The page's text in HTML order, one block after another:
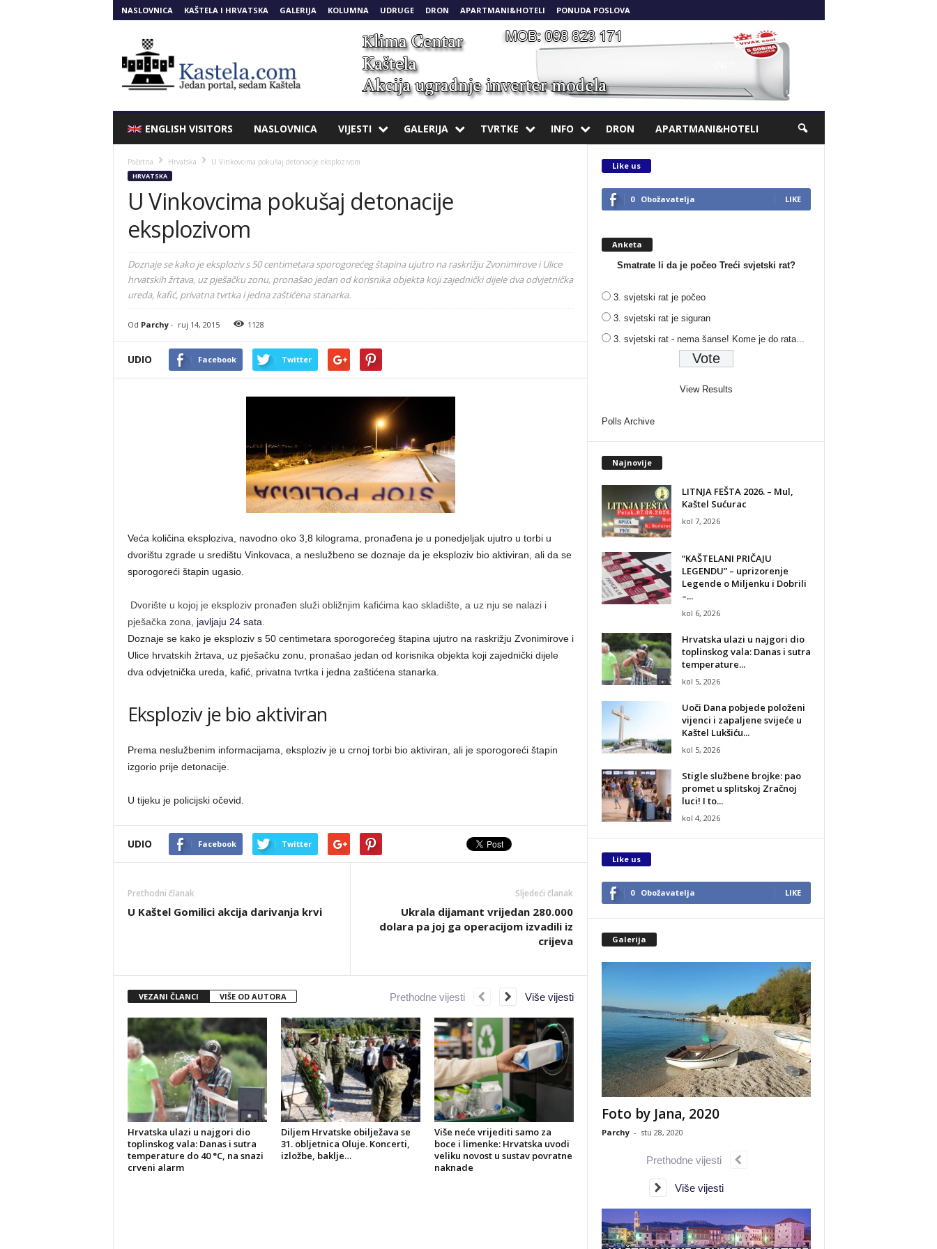
NASLOVNICA KAŠTELA I HRVATSKA GALERIJA KOLUMNA UDRUGE DRON APARTMANI&HOTELI PONUDA POSLOVA
ENGLISH VISITORS NASLOVNICA VIJESTI GALERIJA TVRTKE INFO DRON APARTMANI&HOTELI
Početna Hrvatska U Vinkovcima pokušaj detonacije eksplozivom
HRVATSKA
U Vinkovcima pokušaj detonacije
eksplozivom
Doznaje se kako je eksploziv s 50 centimetara sporogorećeg štapina ujutro na raskrižju Zvonimirove i Ulice
hrvatskih žrtava, uz pješačku zonu, pronašao jedan od korisnika objekta koji zajednički dijele dva odvjetnička
ureda, kafić, privatna tvrtka i jedna zaštićena stanarka.
Od Parchy- ruj 14, 2015 1128
UDIO Facebook Twitter
Veća količina eksploziva, navodno oko 3,8 kilograma, pronađena je u ponedjeljak ujutro u torbi u
dvorištu zgrade u središtu Vinkovaca, a neslužbeno se doznaje da je eksploziv bio aktiviran, ali da se
sporogoreći štapin ugasio.
Dvorište u kojoj je eksploziv pronađen služi obližnjim kafićima kao skladište, a uz nju se nalazi i
pješačka zona, javljaju 24 sata
Doznaje se kako je eksploziv s 50 centimetara sporogorećeg štapina ujutro na raskrižju Zvonimirove i
Ulice hrvatskih žrtava, uz pješačku zonu, pronašao jedan od korisnika objekta koji zajednički dijele
dva odvjetnička ureda, kafić, privatna tvrtka i jedna zaštićena stanarka.
Eksploziv je bio aktiviran
Prema neslužbenim informacijama, eksploziv je u crnoj torbi bio aktiviran, ali je sporogoreći štapin
izgorio prije detonacije.
U tijeku je policijski očevid.
UDIO Facebook Twitter
Prethodni članak
U Kaštel Gomilici akcija darivanja krvi
Sljedeći članak
Ukrala dijamant vrijedan 280.000
dolara pa joj ga operacijom izvadili iz
crijeva
VEZANI ČLANCI VIŠE OD AUTORA
Hrvatska ulazi u najgori dio
toplinskog vala: Danas i sutra
temperature do 40 °C, na snazi
crveni alarm
Diljem Hrvatske obilježava se
31. obljetnica Oluje. Koncerti,
izložbe, baklje…
Više neće vrijediti samo za
boce i limenke: Hrvatska uvodi
veliku novost u sustav povratne
naknade
Prethodne vijesti Više vijesti
Like us
0 Obožavatelja LIKE
Anketa
Smatrate li da je počeo Treći svjetski rat?
3. svjetski rat je počeo
3. svjetski rat je siguran
3. svjetski rat - nema šanse! Kome je do rata...
View Results
Polls Archive
Najnovije
LITNJA FEŠTA 2026. – Mul,
Kaštel Sućurac
kol 7, 2026
“KAŠTELANI PRIČAJU
LEGENDU” – uprizorenje
Legende o Miljenku i Dobrili
–...
kol 6, 2026
Hrvatska ulazi u najgori dio
toplinskog vala: Danas i sutra
temperature...
kol 5, 2026
Uoči Dana pobjede položeni
vijenci i zapaljene svijeće u
Kaštel Lukšiću...
kol 5, 2026
Stigle službene brojke: pao
promet u splitskoj Zračnoj
luci! I to...
kol 4, 2026
Like us
0 Obožavatelja LIKE
Galerija
Foto by Jana, 2020
Parchy - stu 28, 2020
Prethodne vijesti
Više vijesti